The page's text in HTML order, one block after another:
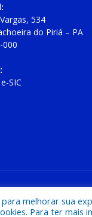
534
do Piriá – PA
000
e-SIC
melhorar sua
Para ter mais